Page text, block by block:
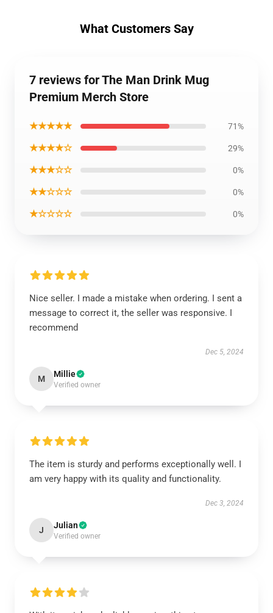
What Customers Say
7 reviews for The Man Drink Mug
Premium Merch Store
★★★★★ 71%
★★★★☆ 29%
★★★☆☆ 0%
★★☆☆☆ 0%
★☆☆☆☆ 0%
Nice seller. I made a mistake when ordering. I sent a
message to correct it, the seller was responsive. I
recommend
Dec 5, 2024
M Millie
Verified owner
The item is sturdy and performs exceptionally well. I
am very happy with its quality and functionality.
Dec 3, 2024
J Julian
Verified owner